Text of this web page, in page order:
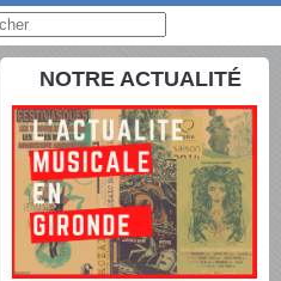
NOTRE ACTUALITÉ